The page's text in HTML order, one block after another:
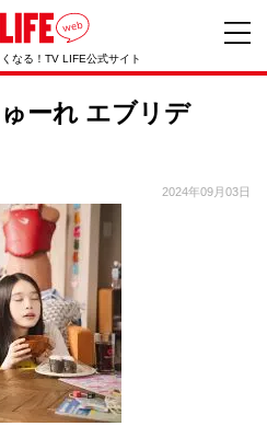
なる！TV LIFE公式サイト
ーれ エブリデ
2024年09月03日